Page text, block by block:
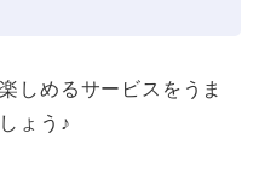
しめるサービスをうま
ょう♪